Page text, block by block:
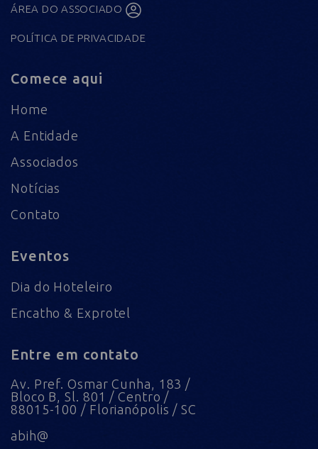
ÁREA DO ASSOCIADO
POLÍTICA DE PRIVACIDADE
Comece aqui
Home
A Entidade
Associados
Notícias
Contato
Eventos
Dia do Hoteleiro
Encatho & Exprotel
Entre em contato
Av. Pref. Osmar Cunha, 183 /
Bloco B, Sl. 801 / Centro /
88015-100 / Florianópolis / SC
abih@